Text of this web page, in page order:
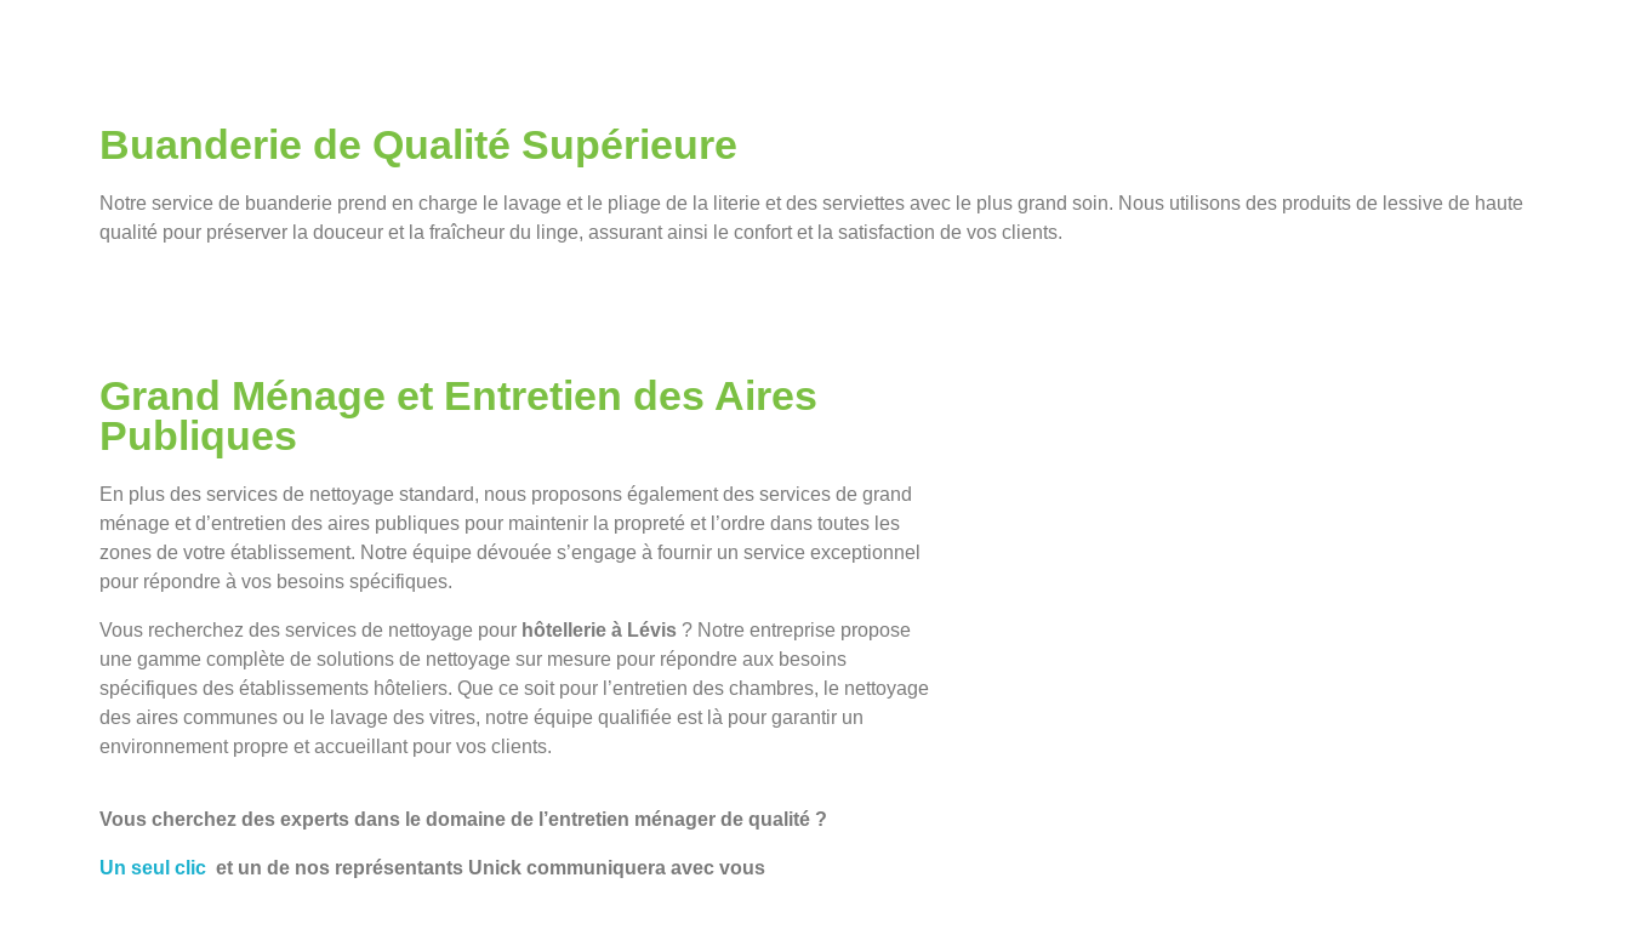
Buanderie de Qualité Supérieure
Notre service de buanderie prend en charge le lavage et le pliage de la literie et des serviettes avec le plus grand soin. Nous utilisons des produits de lessive de haute
qualité pour préserver la douceur et la fraîcheur du linge, assurant ainsi le confort et la satisfaction de vos clients.
Grand Ménage et Entretien des Aires
Publiques
En plus des services de nettoyage standard, nous proposons également des services de grand
ménage et d’entretien des aires publiques pour maintenir la propreté et l’ordre dans toutes les
zones de votre établissement. Notre équipe dévouée s’engage à fournir un service exceptionnel
pour répondre à vos besoins spécifiques.
Vous recherchez des services de nettoyage pour hôtellerie à Lévis ? Notre entreprise propose
une gamme complète de solutions de nettoyage sur mesure pour répondre aux besoins
spécifiques des établissements hôteliers. Que ce soit pour l’entretien des chambres, le nettoyage
des aires communes ou le lavage des vitres, notre équipe qualifiée est là pour garantir un
environnement propre et accueillant pour vos clients.
Vous cherchez des experts dans le domaine de l’entretien ménager de qualité ?
Un seul clic et un de nos représentants Unick communiquera avec vous